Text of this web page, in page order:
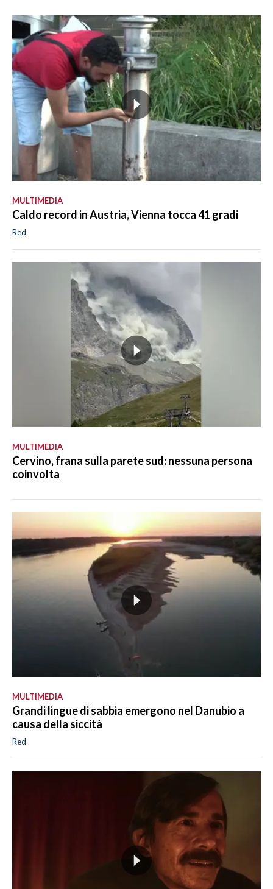
MULTIMEDIA
Caldo record in Austria, Vienna tocca 41 gradi
Red
MULTIMEDIA
Cervino, frana sulla parete sud: nessuna persona
coinvolta
MULTIMEDIA
Grandi lingue di sabbia emergono nel Danubio a
causa della siccità
Red